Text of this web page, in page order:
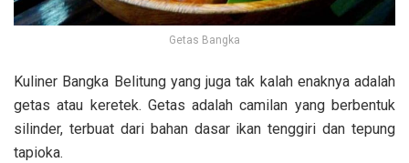
Getas Bangka
Kuliner Bangka Belitung yang juga tak kalah enaknya adalah
getas atau keretek. Getas adalah camilan yang berbentuk
silinder, terbuat dari bahan dasar ikan tenggiri dan tepung
tapioka.